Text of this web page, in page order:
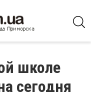
школе
сегодня